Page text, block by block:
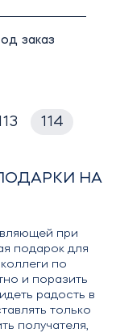
заказ
114
НА
при
подарок для
по
и поразить
радость в
только
получателя,